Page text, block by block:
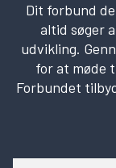
Dit forbund
altid søger
udvikling.
for at møde
Forbundet